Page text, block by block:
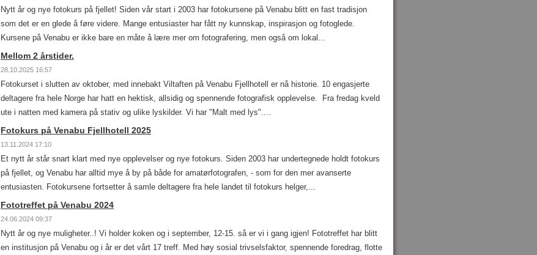
Nytt år og nye fotokurs på fjellet! Siden vår start i 2003 har fotokursene på Venabu blitt en fast tradisjon
som det er en glede å føre videre. Mange entusiaster har fått ny kunnskap, inspirasjon og fotoglede.
Kursene på Venabu er ikke bare en måte å lære mer om fotografering, men også om lokal...
Mellom 2 årstider.
28.10.2025 16:57
Fotokurset i slutten av oktober, med innebakt Viltaften på Venabu Fjellhotell er nå historie. 10 engasjerte
deltagere fra hele Norge har hatt en hektisk, allsidig og spennende fotografisk opplevelse. Fra fredag kveld
ute i natten med kamera på stativ og ulike lyskilder. Vi har "Malt med lys"....
Fotokurs på Venabu Fjellhotell 2025
13.11.2024 17:10
Et nytt år står snart klart med nye opplevelser og nye fotokurs. Siden 2003 har undertegnede holdt fotokurs
på fjellet, og Venabu har alltid mye å by på både for amatørfotografen, - som for den mer avanserte
entusiasten. Fotokursene fortsetter å samle deltagere fra hele landet til fotokurs helger,...
Fototreffet på Venabu 2024
24.06.2024 09:37
Nytt år og nye muligheter..! Vi holder koken og i september, 12-15. så er vi i gang igjen! Fototreffet har blitt
en institusjon på Venabu og i år er det vårt 17 treff. Med høy sosial trivselsfaktor, spennende foredrag, flotte